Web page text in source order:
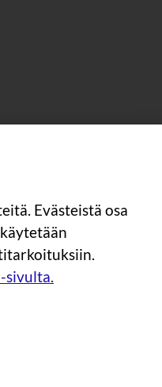
Evästeistä osa
sivulta.